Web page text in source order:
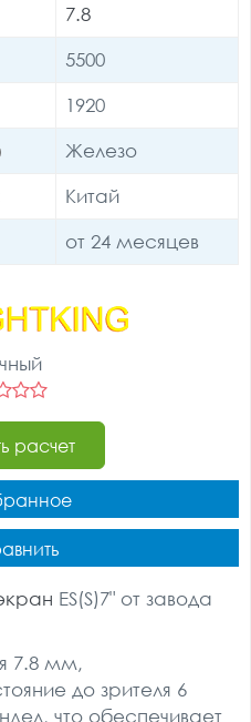
7.8
5500
1920
Железо
Китай
от 24 месяцев
расчет
ES(S)7" от завода
7.8 мм,
до зрителя 6
что обеспечивает